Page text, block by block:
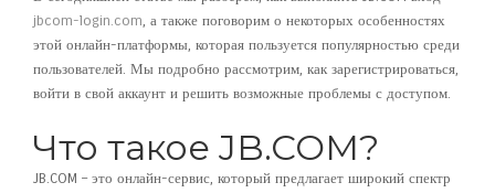
jbcom-login.com, а также поговорим о некоторых особенностях
этой онлайн-платформы, которая пользуется популярностью среди
пользователей. Мы подробно рассмотрим, как зарегистрироваться,
войти в свой аккаунт и решить возможные проблемы с доступом.
Что такое JB.COM?
JB.COM – это онлайн-сервис, который предлагает широкий спектр